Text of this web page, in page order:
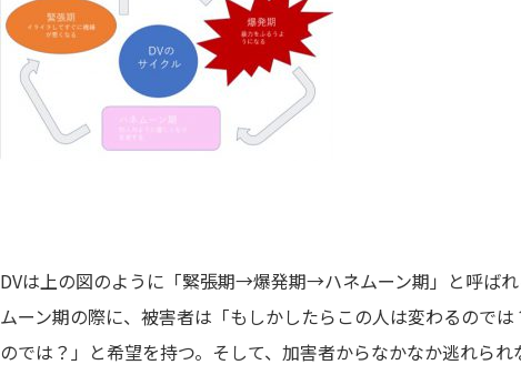
DVは上の図のように「緊張期→爆発期→ハネムーン期」と呼ば
ムーン期の際に、被害者は「もしかしたらこの人は変わるので
のでは？」と希望を持つ。そして、加害者からなかなか逃れられ